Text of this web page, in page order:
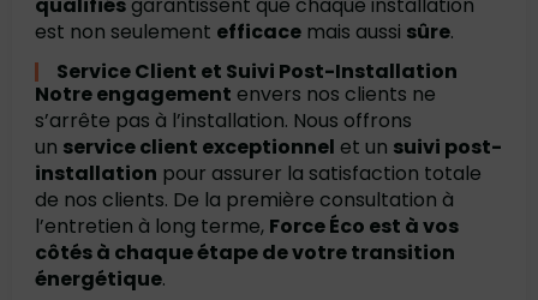
est non seulement efficacemais aussi sûre.
Service Client et Suivi Post-Installation
Notre engagement envers nos clients ne
s’arrête pas à l’installation. Nous offrons
un service client exceptionnel et un suivi post-
installation pour assurer la satisfaction totale
de nos clients. De la première consultation à
l’entretien à long terme, Force Éco est à vos
côtés à chaque étape de votre transition
énergétique.